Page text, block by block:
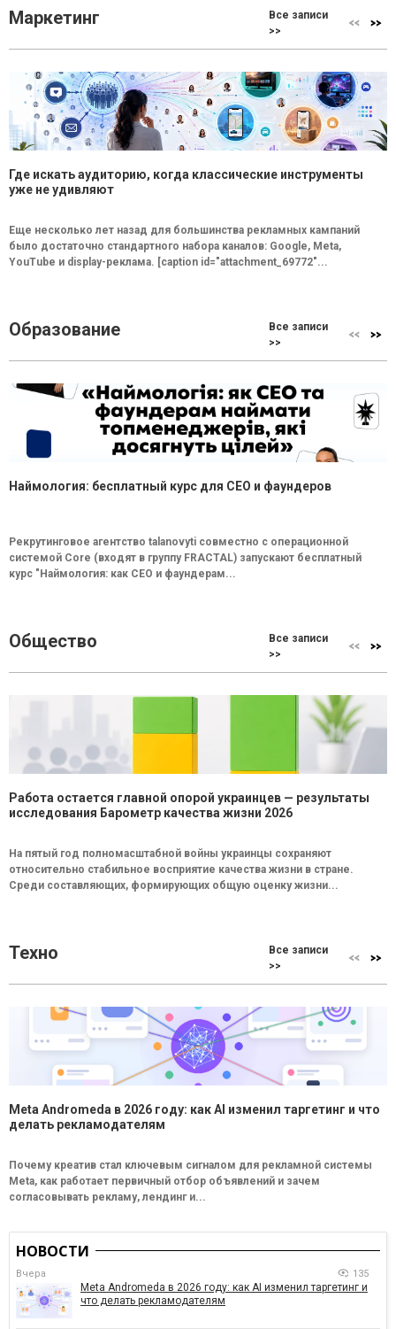
Маркетинг
Все записи
>>
Где искать аудиторию, когда классические инструменты
уже не удивляют
Еще несколько лет назад для большинства рекламных кампаний
было достаточно стандартного набора каналов: Google, Meta,
YouTube и display-реклама. [caption id="attachment_69772"...
Образование
Все записи
>>
Наймология: бесплатный курс для CEO и фаундеров
Рекрутинговое агентство talanovyti совместно с операционной
системой Core (входят в группу FRACTAL) запускают бесплатный
курс "Наймология: как СEO и фаундерам...
Общество
Все записи
>>
Работа остается главной опорой украинцев — результаты
исследования Барометр качества жизни 2026
На пятый год полномасштабной войны украинцы сохраняют
относительно стабильное восприятие качества жизни в стране.
Среди составляющих, формирующих общую оценку жизни...
Техно
Все записи
>>
Meta Andromeda в 2026 году: как AI изменил таргетинг и что
делать рекламодателям
Почему креатив стал ключевым сигналом для рекламной системы
Meta, как работает первичный отбор объявлений и зачем
согласовывать рекламу, лендинг и...
НОВОСТИ
Вчера 135
Meta Andromeda в 2026 году: как AI изменил таргетинг и
что делать рекламодателям